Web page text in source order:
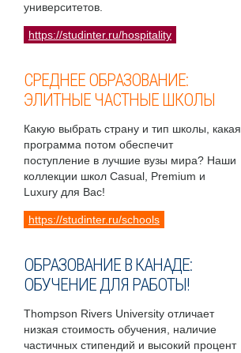
университетов.
https://studinter.ru/hospitality
СРЕДНЕЕ ОБРАЗОВАНИЕ:
ЭЛИТНЫЕ ЧАСТНЫЕ ШКОЛЫ
Какую выбрать страну и тип школы, какая
программа потом обеспечит
поступление в лучшие вузы мира? Наши
коллекции школ Casual, Premium и
Luxury для Вас!
https://studinter.ru/schools
ОБРАЗОВАНИЕ В КАНАДЕ:
ОБУЧЕНИЕ ДЛЯ РАБОТЫ!
Thompson Rivers University отличает
низкая стоимость обучения, наличие
частичных стипендий и высокий процент